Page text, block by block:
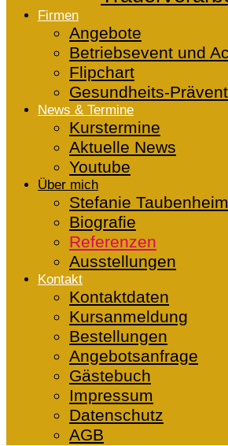
Firmen
Angebote
Betriebsevent und
Flipchart
Gesundheits-
News & Termine
Kurstermine
Aktuelle News
Youtube
Über mich
Stefanie Taubenheim
Biografie
Referenzen
Ausstellungen
Kontakt
Kontaktdaten
Kursanmeldung
Bestellungen
Angebotsanfrage
Gästebuch
Impressum
Datenschutz
AGB